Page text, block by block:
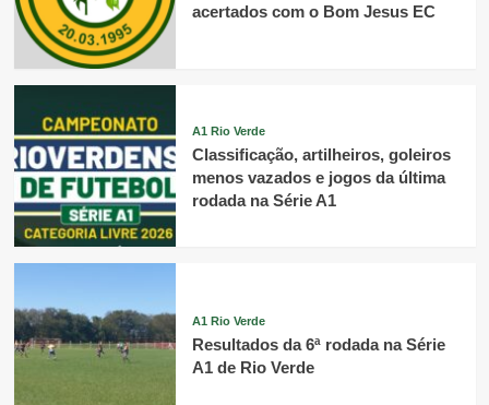
acertados com o Bom Jesus EC
A1 Rio Verde
Classificação, artilheiros, goleiros
menos vazados e jogos da última
rodada na Série A1
A1 Rio Verde
Resultados da 6ª rodada na Série
A1 de Rio Verde